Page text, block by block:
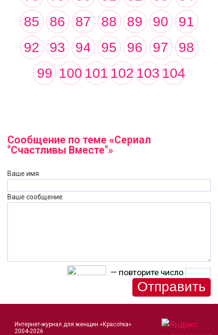
85
86 87 88 89 90
91
92
93 94 95 96 97
98
99 100101102103104
Сообщение по теме «Сериал
"Счастливы Вместе"»
Ваше имя
Ваше сообщение
— повторите число
Интернет-журнал для женщин «Красотка»
2004-2026